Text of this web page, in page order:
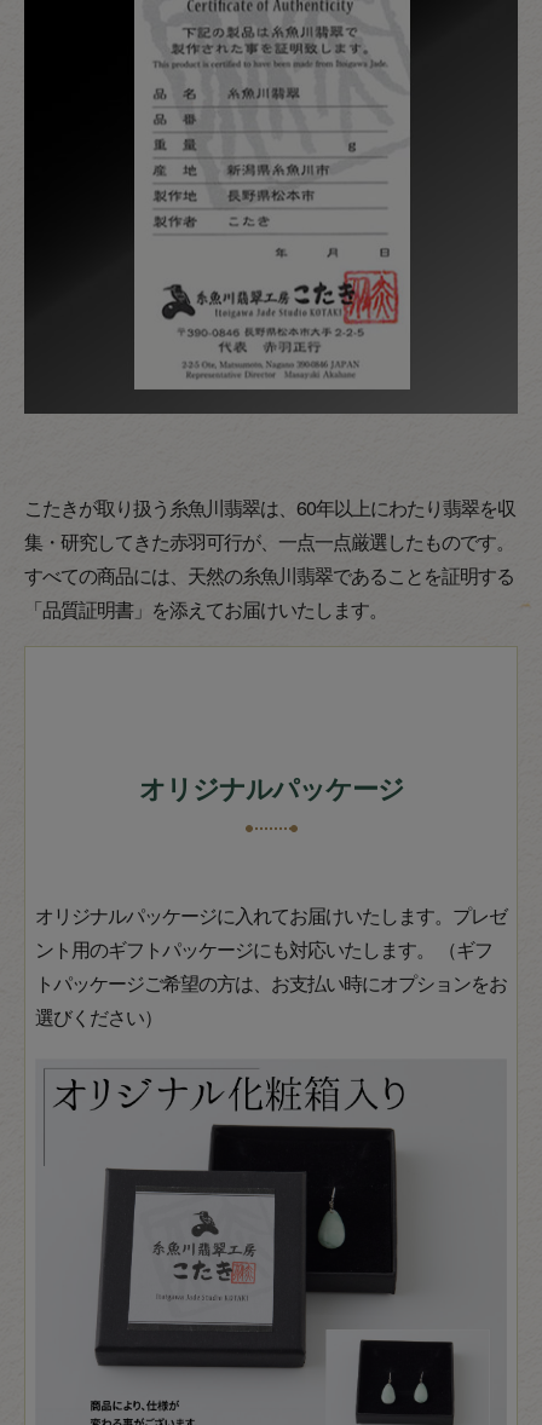
こたきが取り扱う糸魚川翡翠は、60年以上にわたり翡翠を収
集・研究してきた赤羽可行が、一点一点厳選したものです。
すべての商品には、天然の糸魚川翡翠であることを証明する
「品質証明書」を添えてお届けいたします。
オリジナルパッケージ
オリジナルパッケージに入れてお届けいたします。プレゼ
ント用のギフトパッケージにも対応いたします。 （ギフ
トパッケージご希望の方は、お支払い時にオプションをお
選びください）